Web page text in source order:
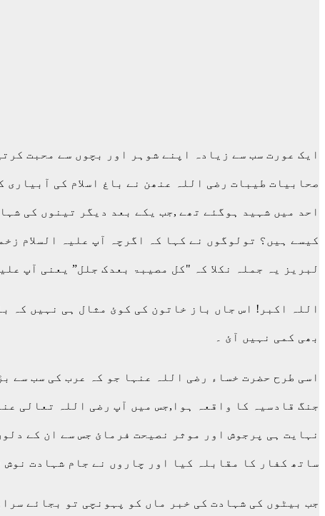
ایک عورت سب سے زیادہ اپنے شوہر اور بچوں سے محبت
صحابیات طیبات رضی اللہ عنھن نے باغ اسلام کی
احد میں شہید ہوگئے تھے ,جب یکے بعد دیگر تینوں کی
کیسے ہیں؟ تولوگوں نے کہا کہ اگرچہ آپ علیہ السلام
لبریز یہ جملہ نکلا کہ "کل مصیبۃ بعدک جلل” یعنی آپ علیہ
اللہ اکبر! اس جاں باز خاتون کی کوئ مثال ہی نہیں کہ
بھی کمی نہیں آئ ۔
اسی طرح حضرت خساء رضی اللہ عنہا جو کہ عرب کی سب سے
جنگ قادسیہ کا واقعہ ہوا,جس میں آپ رضی اللہ تعالی
نہایت ہی پرجوش اور موثر نصیحت فرمائ جس سے ان کے
ساتھ کفار کا مقابلہ کیا اور چاروں نے جام شہادت نوش
جب بیٹوں کی شہادت کی خبر ماں کو پہونچی تو بجائے